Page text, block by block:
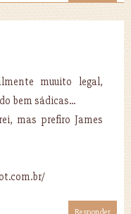
muuito legal,
bem sádicas...
mas prefiro James